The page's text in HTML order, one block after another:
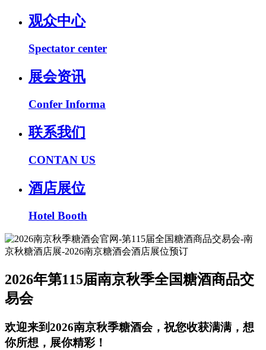
观众中心
Spectator center
展会资讯
Confer Informa
联系我们
CONTAN US
酒店展位
Hotel Booth
2026年第115届南京秋季全国糖酒商品交
易会
欢迎来到2026南京秋季糖酒会，祝您收获满满，想
你所想，展你精彩！